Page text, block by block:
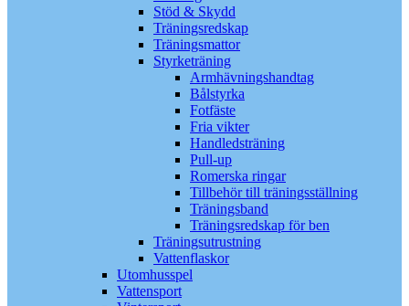
Stöd & Skydd
Träningsredskap
Träningsmattor
Styrketräning
Armhävningshandtag
Bålstyrka
Fotfäste
Fria vikter
Handledsträning
Pull-up
Romerska ringar
Tillbehör till träningsställning
Träningsband
Träningsredskap för ben
Träningsutrustning
Vattenflaskor
Utomhusspel
Vattensport